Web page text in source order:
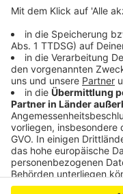
Anzeige
Anzeige